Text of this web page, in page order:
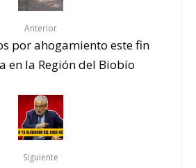
Anterior
por ahogamiento este fin
en la Región del Biobío
Siguiente